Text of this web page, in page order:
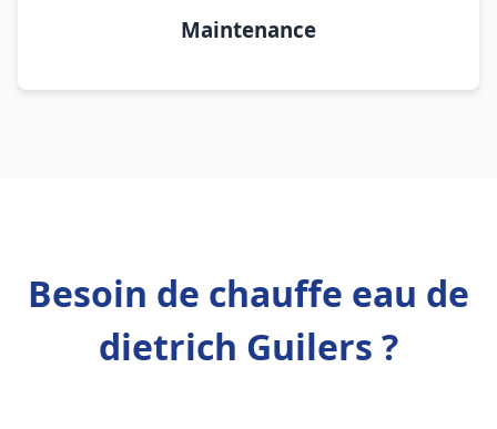
Maintenance
Besoin de chauffe eau de
dietrich Guilers ?